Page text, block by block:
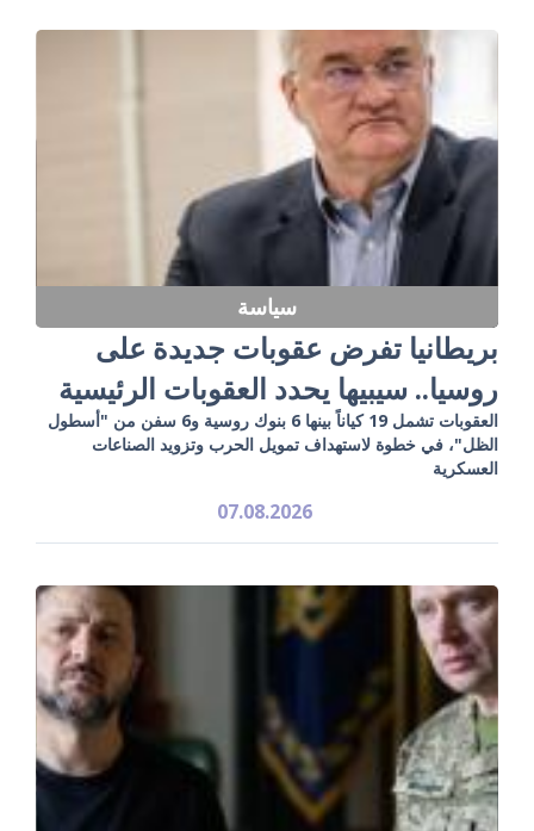
سياسة
بريطانيا تفرض عقوبات جديدة على
روسيا.. سيبيها يحدد العقوبات الرئيسية
العقوبات تشمل 19 كياناً بينها 6 بنوك روسية و6 سفن من "أسطول
الظل"، في خطوة لاستهداف تمويل الحرب وتزويد الصناعات
العسكرية
07.08.2026